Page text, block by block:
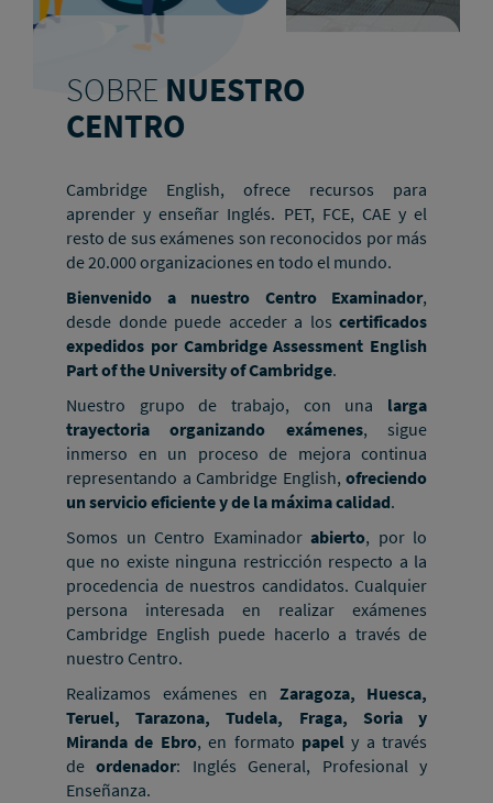
SOBRE NUESTRO
CENTRO
Cambridge English, ofrece recursos para
aprender y enseñar Inglés. PET, FCE, CAE y el
resto de sus exámenes son reconocidos por más
de 20.000 organizaciones en todo el mundo.
Bienvenido a nuestro Centro Examinador,
desde donde puede acceder a los certificados
expedidos por Cambridge Assessment English
Part of the University of Cambridge.
Nuestro grupo de trabajo, con una larga
trayectoria organizando exámenes, sigue
inmerso en un proceso de mejora continua
representando a Cambridge English, ofreciendo
un servicio eficiente y de la máxima calidad.
Somos un Centro Examinador abierto, por lo
que no existe ninguna restricción respecto a la
procedencia de nuestros candidatos. Cualquier
persona interesada en realizar exámenes
Cambridge English puede hacerlo a través de
nuestro Centro.
Realizamos exámenes en Zaragoza, Huesca,
Teruel, Tarazona, Tudela, Fraga, Soria y
Miranda de Ebro, en formato papely a través
deordenador: Inglés General, Profesional y
Enseñanza.